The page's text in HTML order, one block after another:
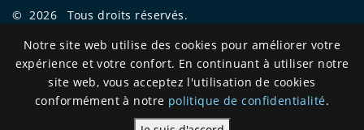
© 2026
Tous droits réservés.
CRYSTAL.TAX —EXPERT OFFSHORE №❶
Development
and support
Notre site web utilise des cookies pour améliorer votre
expérience et votre confort. En continuant à utiliser notre
site web, vous acceptez l'utilisation de cookies
conformément à notre politique de confidentialité.